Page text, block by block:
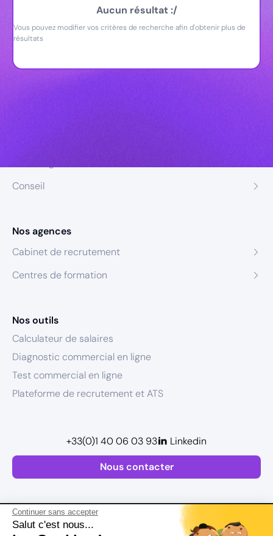
Continuer sans accepter
Salut c'est nous...
Aucun résultat :/
Vous pouvez modifier vos critères de recherche afin d'obtenir plus de
résultats
Conseil
Nos agences
Cabinet de recrutement
Centres de formation
Nos outils
Calculateur de salaires
Diagnostic commercial en ligne
Test commercial en ligne
Plateforme de recrutement et ATS
Nous contacter
+33(0)1 40 06 03 93 Linkedin